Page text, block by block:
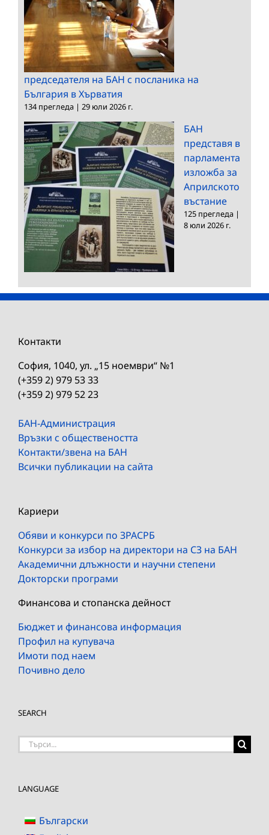
председателя на БАН с посланика на
България в Хърватия
134 прегледа | 29 юли 2026 г.
БАН
представя в
парламента
изложба за
Априлското
въстание
125 прегледа |
8 юли 2026 г.
Контакти
София, 1040, ул. „15 ноември“ №1
(+359 2) 979 53 33
(+359 2) 979 52 23
БАН-Администрация
Връзки с обществеността
Контакти/звена на БАН
Всички публикации на сайта
Кариери
Обяви и конкурси по ЗРАСРБ
Конкурси за избор на директори на СЗ на БАН
Академични длъжности и научни степени
Докторски програми
Финансова и стопанска дейност
Бюджет и финансова информация
Профил на купувача
Имоти под наем
Почивно дело
SEARCH
Търсене
LANGUAGE
Български